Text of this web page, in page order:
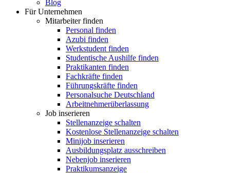
Blog
Für Unternehmen
Mitarbeiter finden
Personal finden
Azubi finden
Werkstudent finden
Studentische Aushilfe finden
Praktikanten finden
Fachkräfte finden
Führungskräfte finden
Personalsuche Deutschland
Arbeitnehmerüberlassung
Job inserieren
Stellenanzeige schalten
Kostenlose Stellenanzeige schalten
Minijob inserieren
Ausbildungsplatz ausschreiben
Nebenjob inserieren
Praktikumsanzeige